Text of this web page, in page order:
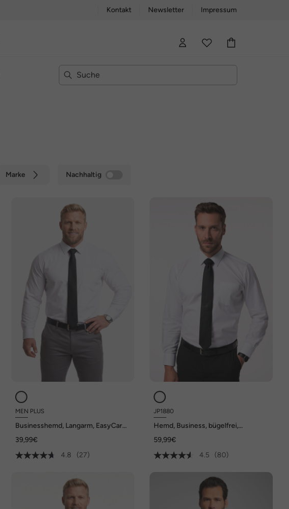
Kontakt Newsletter Impressum
Marke Nachhaltig
MEN PLUS
Businesshemd, Langarm, EasyCare,
39,99€
4.8
(27)
JP1880
Hemd, Business, bügelfrei,
bis 8XL
59,99€
4.5
(80)